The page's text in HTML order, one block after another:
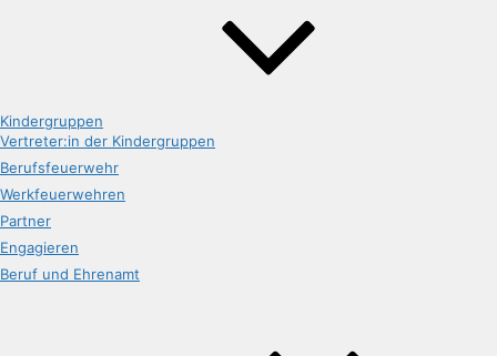
Kindergruppen
Vertreter:in der Kindergruppen
Berufsfeuerwehr
Werkfeuerwehren
Partner
Engagieren
Beruf und Ehrenamt